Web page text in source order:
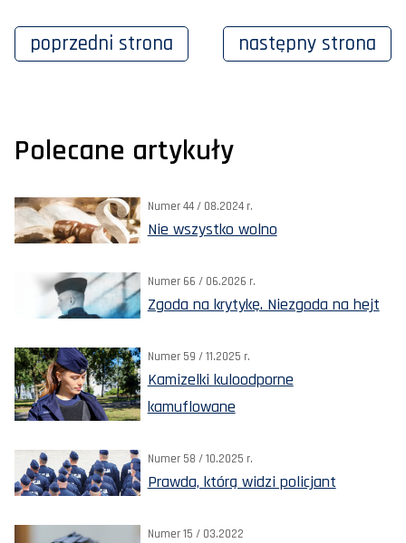
poprzedni strona następny strona
Polecane artykuły
Numer 44 / 08.2024 r.
Nie wszystko wolno
Numer 66 / 06.2026 r.
Zgoda na krytykę. Niezgoda na hejt
Numer 59 / 11.2025 r.
Kamizelki kuloodporne
kamuflowane
Numer 58 / 10.2025 r.
Prawda, którą widzi policjant
Numer 15 / 03.2022